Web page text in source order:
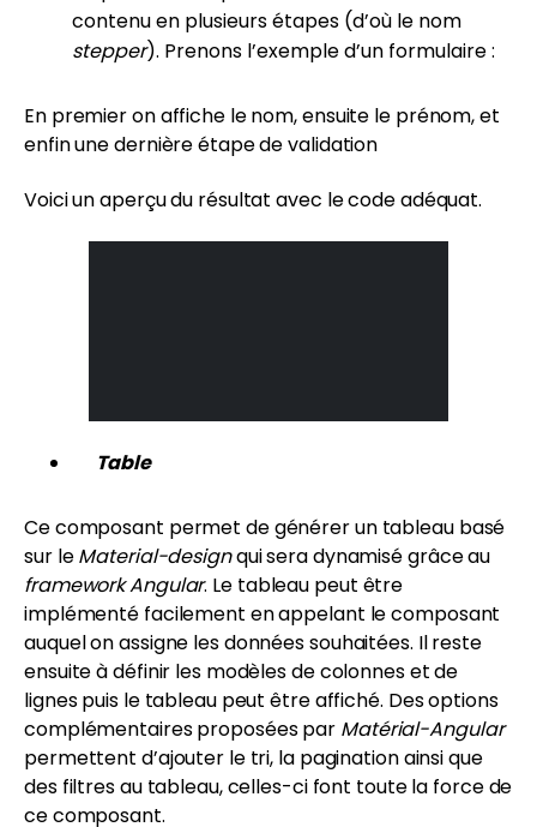
contenu en plusieurs étapes (d’où le nom
stepper). Prenons l’exemple d’un formulaire :
En premier on affiche le nom, ensuite le prénom, et
enfin une dernière étape de validation
Voici un aperçu du résultat avec le code adéquat.
Table
Ce composant permet de générer un tableau basé
sur leMaterial-designqui sera dynamisé grâce au
frameworkAngular. Le tableau peut être
implémenté facilement en appelant le composant
auquel on assigne les données souhaitées. Il reste
ensuite à définir les modèles de colonnes et de
lignes puis le tableau peut être affiché. Des options
complémentaires proposées par Matérial-Angular
permettent d’ajouter le tri, la pagination ainsi que
des filtres au tableau, celles-ci font toute la force de
ce composant.